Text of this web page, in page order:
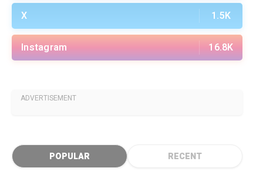
X 1.5K
Instagram 16.8K
ADVERTISEMENT
POPULAR RECENT